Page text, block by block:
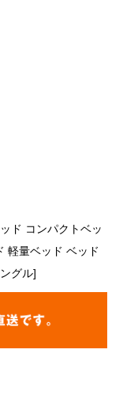
ド コンパクトベッ
軽量ベッド ベッド
グル]